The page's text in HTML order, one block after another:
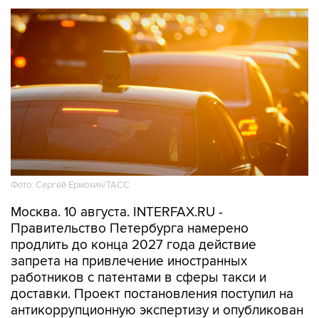
Фото: Сергей Ермохин/ТАСС
Москва. 10 августа. INTERFAX.RU -
Правительство Петербурга намерено
продлить до конца 2027 года действие
запрета на привлечение иностранных
работников с патентами в сферы такси и
доставки. Проект постановления поступил на
антикоррупционную экспертизу и опубликован